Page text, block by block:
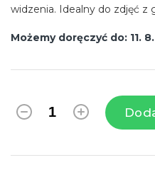
Możemy doręczyć do: 11.
widzenia. Idealny do zdjęć z